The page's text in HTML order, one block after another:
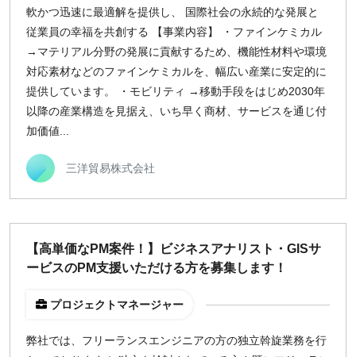
軟かつ迅速に最適解を提供し、 国際社会の永続的な発展と
従業員の幸福を共創する 【事業内容】 ・ファインケミカル
→マテリアル分野の発展に貢献するため、機能性材料や環境
対応素材などのファインケミカルを、幅広い産業に安定的に
提供しています。 ・モビリティ →移動手段をはじめ2030年
以降の産業構造を見据え、いち早く商材、サービスを通じ付
加価値...
三洋貿易株式会社
【高単価なPM案件！】ビジネスアナリスト・GISサ
ービスのPM支援いただける方を募集します！
プロジェクトマネージャー
弊社では、フリーランスエンジニアの方の独立斡旋業務を行